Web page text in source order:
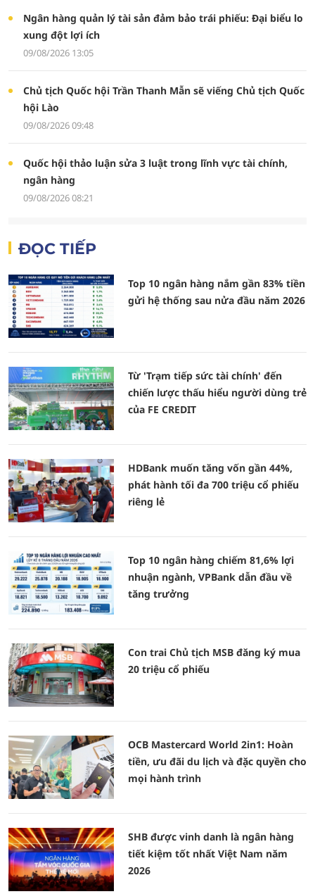
Ngân hàng quản lý tài sản đảm bảo trái phiếu: Đại biểu lo
xung đột lợi ích
09/08/2026 13:05
Chủ tịch Quốc hội Trần Thanh Mẫn sẽ viếng Chủ tịch Quốc
hội Lào
09/08/2026 09:48
Quốc hội thảo luận sửa 3 luật trong lĩnh vực tài chính,
ngân hàng
09/08/2026 08:21
ĐỌC TIẾP
Top 10 ngân hàng nắm gần 83% tiền
gửi hệ thống sau nửa đầu năm 2026
Từ 'Trạm tiếp sức tài chính' đến
chiến lược thấu hiểu người dùng trẻ
của FE CREDIT
HDBank muốn tăng vốn gần 44%,
phát hành tối đa 700 triệu cổ phiếu
riêng lẻ
Top 10 ngân hàng chiếm 81,6% lợi
nhuận ngành, VPBank dẫn đầu về
tăng trưởng
Con trai Chủ tịch MSB đăng ký mua
20 triệu cổ phiếu
OCB Mastercard World 2in1: Hoàn
tiền, ưu đãi du lịch và đặc quyền cho
mọi hành trình
SHB được vinh danh là ngân hàng
tiết kiệm tốt nhất Việt Nam năm
2026